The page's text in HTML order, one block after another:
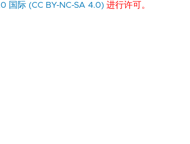
国际 (CC BY-NC-SA 4.0) 进行许可。